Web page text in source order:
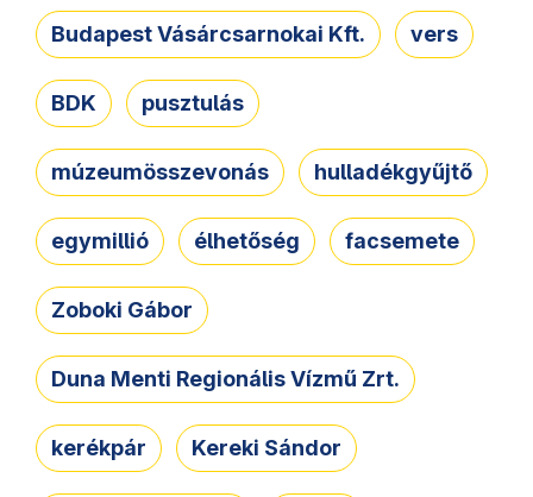
Budapest Vásárcsarnokai Kft. vers
BDK pusztulás
múzeumösszevonás hulladékgyűjtő
egymillió élhetőség facsemete
Zoboki Gábor
Duna Menti Regionális Vízmű Zrt.
kerékpár Kereki Sándor